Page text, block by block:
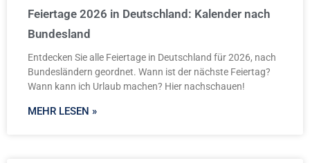
Feiertage 2026 in Deutschland: Kalender nach
Bundesland
Entdecken Sie alle Feiertage in Deutschland für 2026, nach
Bundesländern geordnet. Wann ist der nächste Feiertag?
Wann kann ich Urlaub machen? Hier nachschauen!
MEHR LESEN »